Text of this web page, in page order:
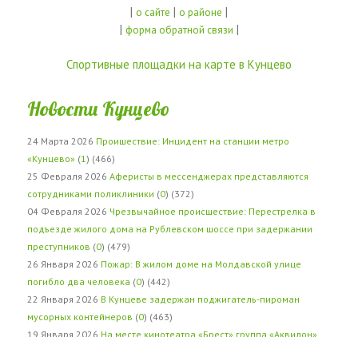
| о сайте | о районе |
| форма обратной связи |
Спортивные площадки на карте в Кунцево
Новости Кунцево
24 Марта 2026 Проишествие: Инцидент на станции метро
«Кунцево» (1 ) (466)
25 Февраля 2026 Аферисты в мессенджерах представляются
сотрудниками поликлиники (0) (372)
04 Февраля 2026 Чрезвычайное происшествие: Перестрелка в
подъезде жилого дома на Рублевском шоссе при задержании
преступников (0) (479)
26 Января 2026 Пожар: В жилом доме на Молдавской улице
погибло два человека (0) (442)
22 Января 2026 В Кунцеве задержан поджигатель-пироман
мусорных контейнеров (0) (463)
19 Января 2026 На месте кинотеатра «Брест» группа «Аквилон»